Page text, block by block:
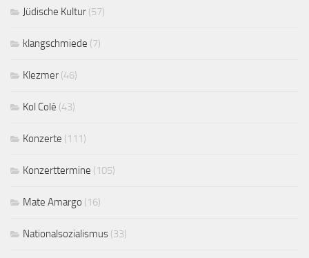
Jüdische Kultur (57)
klangschmiede (7)
Klezmer (46)
Kol Colé (43)
Konzerte (111)
Konzerttermine (105)
Mate Amargo (16)
Nationalsozialismus (33)